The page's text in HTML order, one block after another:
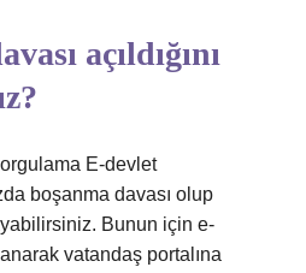
açıldığını
E-devlet
boşanma davası olup
Bunun için e-
vatandaş portalına